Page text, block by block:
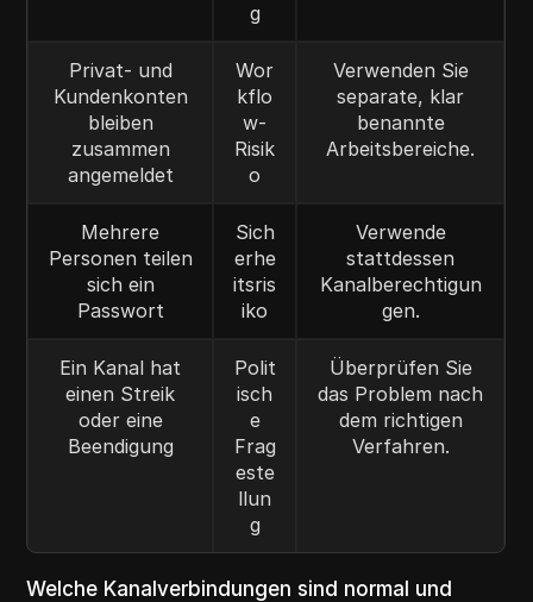
g
Privat- und
Kundenkonten
bleiben
zusammen
angemeldet
Wor
kflo
w-
Risik
o
Verwenden Sie
separate, klar
benannte
Arbeitsbereiche.
Mehrere
Personen teilen
sich ein
Passwort
Sich
erhe
itsris
iko
Verwende
stattdessen
Kanalberechtigun
gen.
Ein Kanal hat
einen Streik
oder eine
Beendigung
Polit
isch
e
Frag
este
llun
g
Überprüfen Sie
das Problem nach
dem richtigen
Verfahren.
Welche Kanalverbindungen sind normal und